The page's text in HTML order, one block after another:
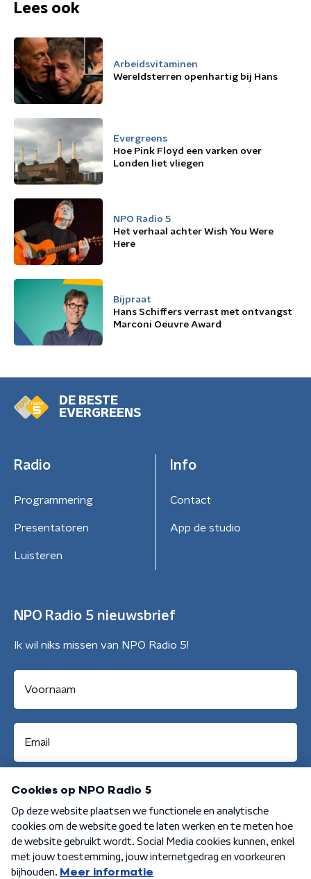
Lees ook
Arbeidsvitaminen
Wereldsterren openhartig bij Hans
Evergreens
Hoe Pink Floyd een varken over
Londen liet vliegen
NPO Radio 5
Het verhaal achter Wish You Were
Here
Bijpraat
Hans Schiffers verrast met ontvangst
Marconi Oeuvre Award
DE BESTE
EVERGREENS
Radio
Programmering
Presentatoren
Luisteren
Info
Contact
App de studio
NPO Radio 5 nieuwsbrief
Ik wil niks missen van NPO Radio 5!
Aanmelden
Algemene voorwaarden